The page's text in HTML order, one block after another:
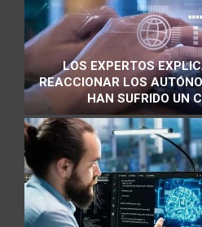
LOS EXPERTOS
REACCIONAR LOS
HAN SUFRIDO UN